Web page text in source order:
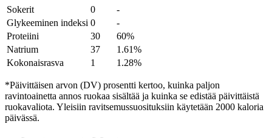
Sokerit
0
-
Glykeeminen indeksi 0
-
Proteiini
30
60%
Natrium
37
1.61%
Kokonaisrasva
1 1.28%
*Päivittäisen arvon (DV) prosentti kertoo, kuinka paljon
ravintoainetta annos ruokaa sisältää ja kuinka se edistää päivittäistä
ruokavaliota. Yleisiin ravitsemussuosituksiin käytetään 2000 kaloria
päivässä.